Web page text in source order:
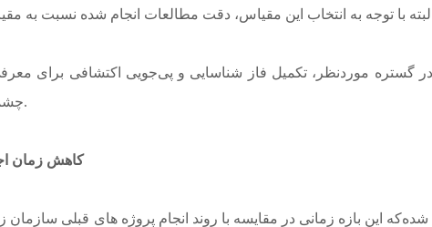
در گستره موردنظر، تکمیل فاز شناسایی و پی‌جویی اکتشافی
چشمگیر در بخش معدن استان به همراه خواهد داشت.
کاهش زمان
مدت زمان اجرای این پروژه از مهرماه ۱۴۰۰ به مدت ۱۲ ماه برآورد شده‌که این بازه زمانی در مقایسه با روند